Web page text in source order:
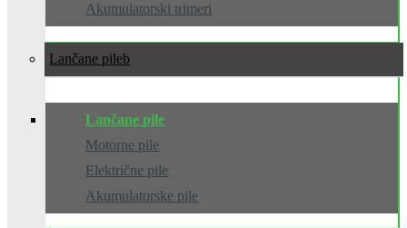
Akumulatorski trimeri
Lančane pile
Lančane pile
Motorne pile
Električne pile
Akumulatorske pile